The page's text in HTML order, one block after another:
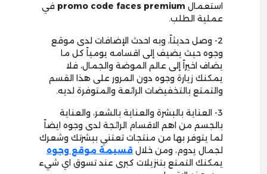
استعمال promo code faces premium في
عملية الطلب.
2- وصل حديثاً، وبه احدث الإضافات لدى موقع
وجوه حيث يضيف إلى اقسامه يومياً كل ما
يضاف اخيراً إلى عالم الموضة والجمال، فلا
يمكنك زيارة وجوه دون المرور على هذا القسم
والتمتع بالتخفيضات الرائعة والمتوفرة لديه.
3- العناية بالبشرة والعناية بالشعر، والعناية
بالجسم من اهم الاقسام الرائجة لدى وجوه ايضاً
لما يتوفر بها من منتجات تعتني ببشرتك وشعرك
لجمال يدوم، ومن خلال قسيمة موقع وجوه
يمكنك التمتع بتنزيلات كبرى عند تسوق اي شيء